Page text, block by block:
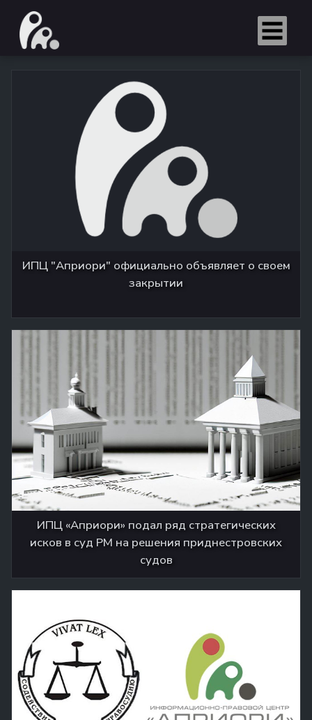
ИПЦ "Априори" официально объявляет о своем
закрытии
ИПЦ «Априори» подал ряд стратегических
исков в суд РМ на решения приднестровских
судов